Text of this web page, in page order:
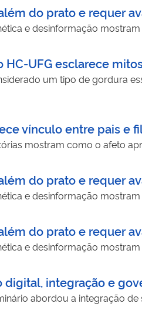
do prato e requer
e desinformação
HC-UFG esclarece
um tipo de gordura
vínculo entre pais e
mostram como o afeto
do prato e requer
e desinformação
do prato e requer
e desinformação
digital, integração e
abordou a integração